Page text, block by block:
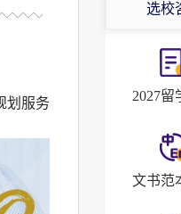
划服务
选校
2027留
文书范